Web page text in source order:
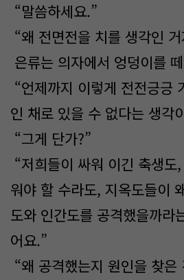
“말씀하세요.”
“왜 전면전을 치를 생각인 거
은류는 의자에서 엉덩이를
“언제까지 이렇게 전전긍긍
인 채로 있을 수 없다는 생각
“그게 단가?”
“저희들이 싸워 이긴 축생
워야 할 수라도, 지옥도들이
도와 인간도를 공격했을까라
어요.”
“왜 공격했는지 원인을 찾은